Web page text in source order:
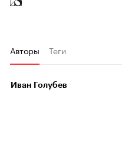
Авторы Теги
Иван Голубев